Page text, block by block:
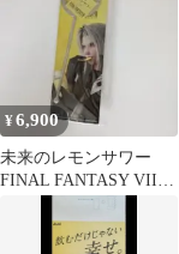
^ZHAHMO3K^
¥6,900
未来のレモンサワー
FINAL FANTASY VII
マドラー 非売品